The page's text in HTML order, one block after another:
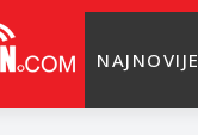
NAJNOVIJE